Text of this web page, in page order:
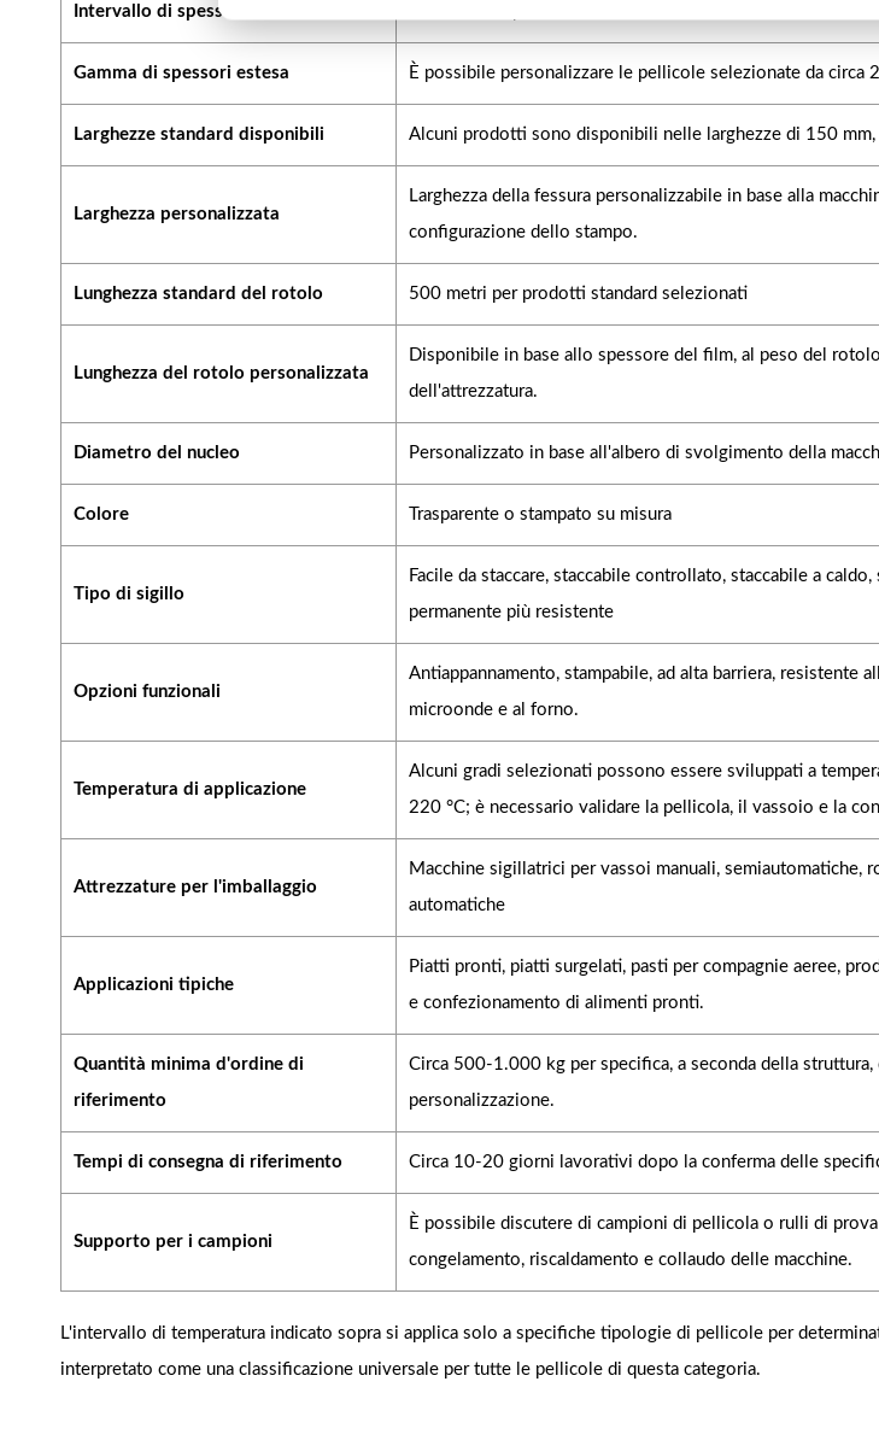
Intervallo di spessore comune
Gamma di spessori estesa È possibile personalizzare le pellicole selezionate da circa
Larghezze standard disponibili Alcuni prodotti sono disponibili nelle larghezze di 150
Larghezza personalizzata
Larghezza della fessura personalizzabile in base alla
configurazione dello stampo.
Lunghezza standard del rotolo 500 metri per prodotti standard selezionati
Lunghezza del rotolo personalizzata
Disponibile in base allo spessore del film, al peso del
dell'attrezzatura.
Diametro del nucleo Personalizzato in base all'albero di svolgimento della
Colore Trasparente o stampato su misura
Tipo di sigillo
Facile da staccare, staccabile controllato, staccabile a
permanente più resistente
Opzioni funzionali
Antiappannamento, stampabile, ad alta barriera, resistente
microonde e al forno.
Temperatura di applicazione
Alcuni gradi selezionati possono essere sviluppati a
220 °C; è necessario validare la pellicola, il vassoio e la
Attrezzature per l'imballaggio
Macchine sigillatrici per vassoi manuali, semiautomatiche,
automatiche
Applicazioni tipiche
Piatti pronti, piatti surgelati, pasti per compagnie aeree,
e confezionamento di alimenti pronti.
Quantità minima d'ordine di
riferimento
Circa 500-1.000 kg per specifica, a seconda della struttura,
personalizzazione.
Tempi di consegna di riferimento Circa 10-20 giorni lavorativi dopo la conferma delle
Supporto per i campioni
È possibile discutere di campioni di pellicola o rulli di
congelamento, riscaldamento e collaudo delle macchine.
L'intervallo di temperatura indicato sopra si applica solo a specifiche tipologie di pellicole per
interpretato come una classificazione universale per tutte le pellicole di questa categoria.